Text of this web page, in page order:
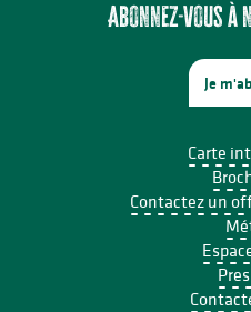
Abonnez-vous
Je
Carte
Contactez un